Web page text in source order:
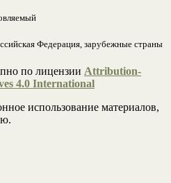
Федерация, зарубежные страны
по лицензии Attribution-
4.0 International
использование материалов,